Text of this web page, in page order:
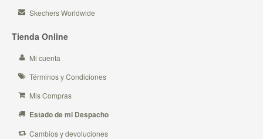
Skechers Worldwide
Tienda Online
Mi cuenta
Términos y Condiciones
Mis Compras
Estado de mi Despacho
Cambios y devoluciones